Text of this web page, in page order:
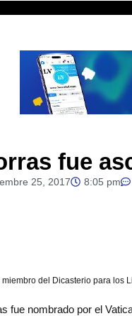
fue
25, 2017 8:05 pm
miembro del Dicasterio para los
fue nombrado por el